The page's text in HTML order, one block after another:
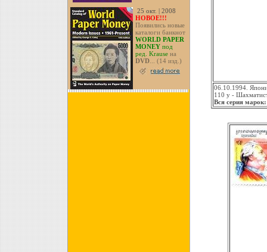
25 окт. | 2008
НОВОЕ!!!
Появились новые
каталоги банкнот
WORLD PAPER
MONEYпод
ред. Krauseна
DVD... (14 изд.)
06.10.1994.
110 y -
Вся серия